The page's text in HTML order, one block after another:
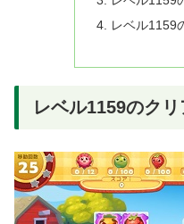
レベル1159
レベル1159のク